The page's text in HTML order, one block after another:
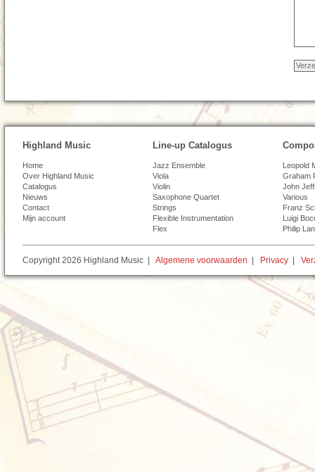
Highland Music
Home
Over Highland Music
Catalogus
Nieuws
Contact
Mijn account
Line-up Catalogus
Jazz Ensemble
Viola
Violin
Saxophone Quartet
Strings
Flexible Instrumentation
Flex
Leopold
Graham
John
Various
Franz
Luigi
Philip
Copyright 2026 Highland Music | Algemene voorwaarden Privacy